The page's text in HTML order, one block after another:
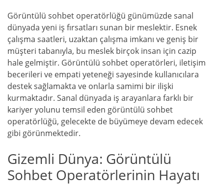
Görüntülü sohbet operatörlüğü günümüzde sanal
dünyada yeni iş fırsatları sunan bir meslektir. Esnek
çalışma saatleri, uzaktan çalışma imkanı ve geniş bir
müşteri tabanıyla, bu meslek birçok insan için cazip
hale gelmiştir. Görüntülü sohbet operatörleri, iletişim
becerileri ve empati yeteneği sayesinde kullanıcılara
destek sağlamakta ve onlarla samimi bir ilişki
kurmaktadır. Sanal dünyada iş arayanlara farklı bir
kariyer yolunu temsil eden görüntülü sohbet
operatörlüğü, gelecekte de büyümeye devam edecek
gibi görünmektedir.
Gizemli Dünya: Görüntülü
Sohbet Operatörlerinin Hayatı